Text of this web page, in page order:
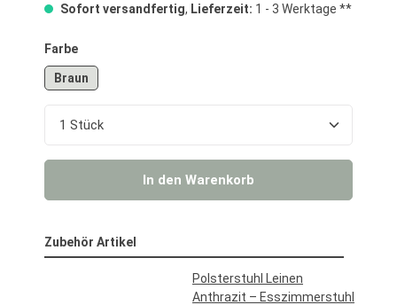
Sofort versandfertig, Lieferzeit: 1 - 3 Werktage **
Farbeauswählen
Braun
Produkt Anzahl: Gib den gewünschten Wert
In den Warenkorb
Zubehör Artikel
Polsterstuhl Leinen
Anthrazit – Esszimmerstuhl